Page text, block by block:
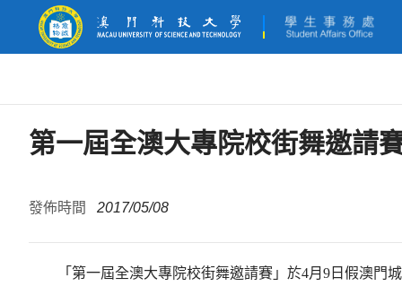
第一屆全澳大專院校街舞邀請
發佈時間 2017/05/08
「 第一屆全澳大專院校街舞邀請賽 」 於4月 9 日假澳門